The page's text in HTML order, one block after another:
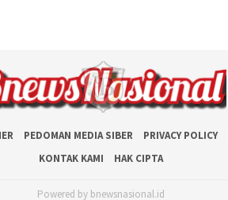
PEDOMAN MEDIA SIBER PRIVACY POLICY
KONTAK KAMI
HAK CIPTA
Powered by bnewsnasional.id